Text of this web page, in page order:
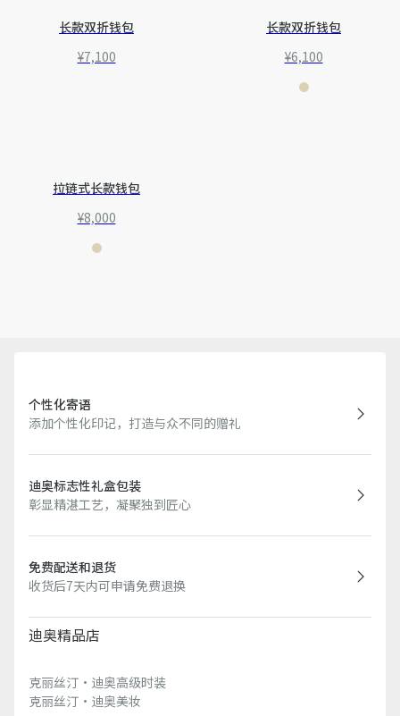
长款双折钱包
¥7,100
长款双折钱包
¥6,100
拉链式长款钱包
¥8,000
个性化寄语
添加个性化印记，打造与众不同的赠礼
迪奥标志性礼盒包装
彰显精湛工艺，凝聚独到匠心
免费配送和退货
收货后7天内可申请免费退换
迪奥精品店
克丽丝汀·迪奥高级时装
克丽丝汀·迪奥美妆